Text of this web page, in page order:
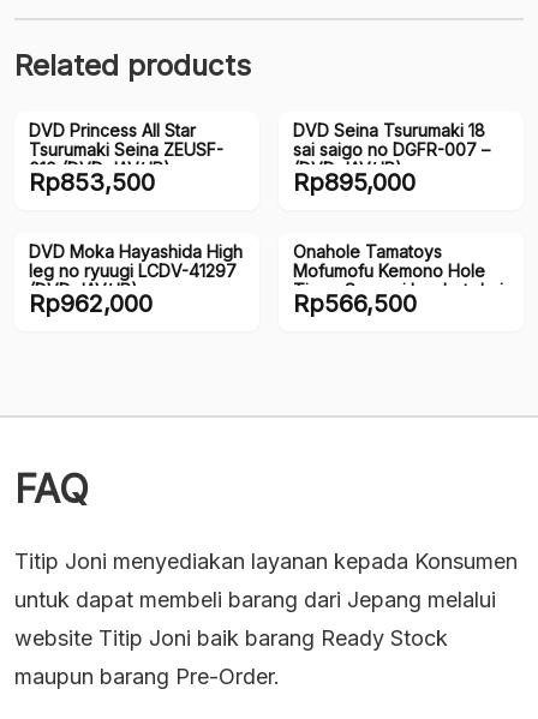
Related products
DVD Princess All Star
Tsurumaki Seina ZEUSF-
010 (DVD JAV/JP)
Rp853,500
DVD Seina Tsurumaki 18
sai saigo no DGFR-007 –
(DVD JAV/JP)
Rp895,000
DVD Moka Hayashida High
leg no ryuugi LCDV-41297
(DVD JAV/JP)
Rp962,000
Onahole Tamatoys
Mofumofu Kemono Hole
Tiger: Sensasi Lembut dari
Bantalan Berbulu (150mm)
Rp566,500
FAQ
Titip Joni menyediakan layanan kepada Konsumen
untuk dapat membeli barang dari Jepang melalui
website Titip Joni baik barang Ready Stock
maupun barang Pre-Order.